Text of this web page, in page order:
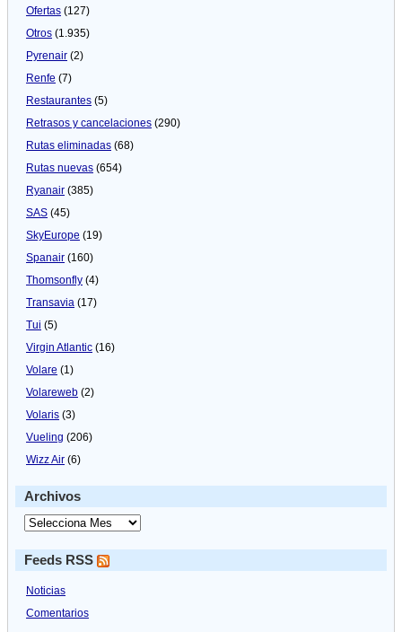
Ofertas (127)
Otros (1.935)
Pyrenair (2)
Renfe (7)
Restaurantes (5)
Retrasos y cancelaciones (290)
Rutas eliminadas (68)
Rutas nuevas (654)
Ryanair (385)
SAS (45)
SkyEurope (19)
Spanair (160)
Thomsonfly (4)
Transavia (17)
Tui (5)
Virgin Atlantic (16)
Volare (1)
Volareweb (2)
Volaris (3)
Vueling (206)
Wizz Air (6)
Archivos
Feeds RSS
Noticias
Comentarios